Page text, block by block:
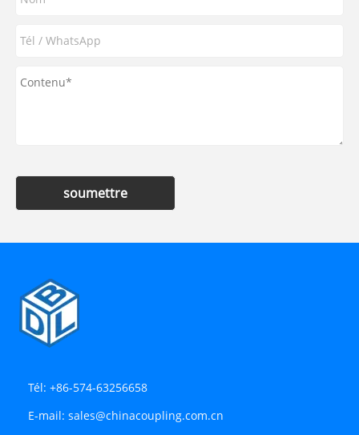
soumettre
Tél: +86-574-63256658
E-mail: sales@chinacoupling.com.cn